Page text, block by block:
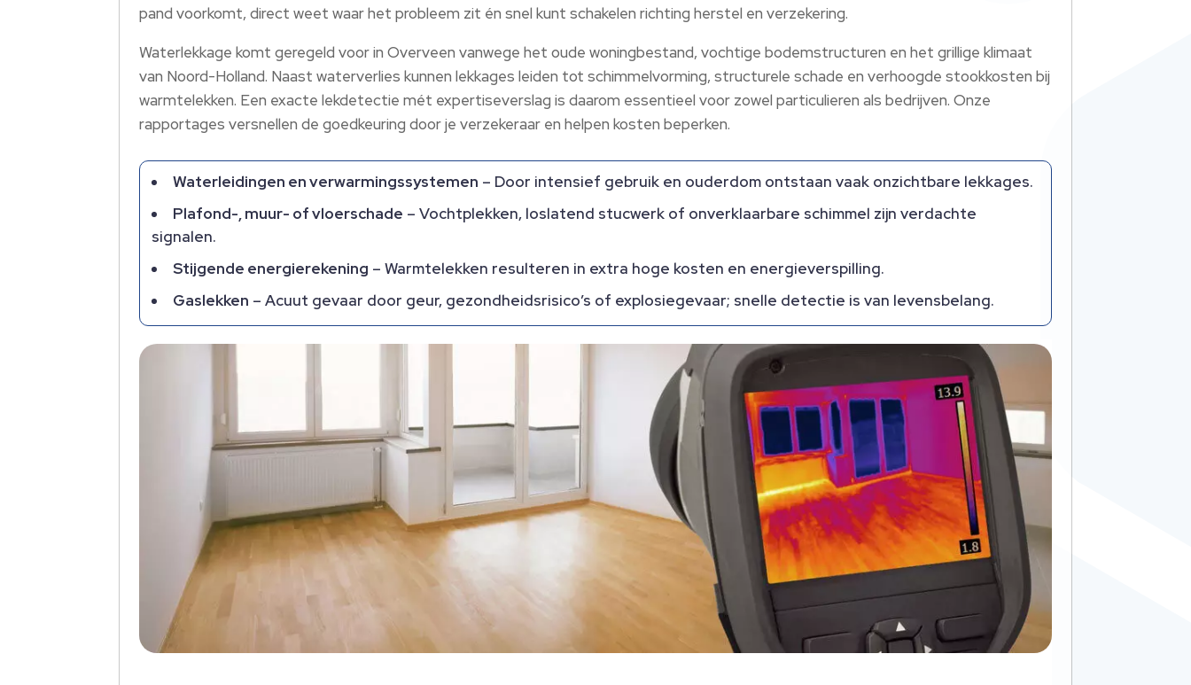
pand voorkomt, direct weet waar het probleem zit én snel kunt schakelen richting herstel en verzekering.
Waterlekkage komt geregeld voor in Overveen vanwege het oude woningbestand, vochtige bodemstructuren en het grillige klimaat
van Noord-Holland. Naast waterverlies kunnen lekkages leiden tot schimmelvorming, structurele schade en verhoogde stookkosten bij
warmtelekken. Een exacte lekdetectie mét expertiseverslag is daarom essentieel voor zowel particulieren als bedrijven. Onze
rapportages versnellen de goedkeuring door je verzekeraar en helpen kosten beperken.
Waterleidingen en verwarmingssystemen – Door intensief gebruik en ouderdom ontstaan vaak onzichtbare lekkages.
Plafond-, muur- of vloerschade – Vochtplekken, loslatend stucwerk of onverklaarbare schimmel zijn verdachte
signalen.
Stijgende energierekening – Warmtelekken resulteren in extra hoge kosten en energieverspilling.
Gaslekken – Acuut gevaar door geur, gezondheidsrisico’s of explosiegevaar; snelle detectie is van levensbelang.